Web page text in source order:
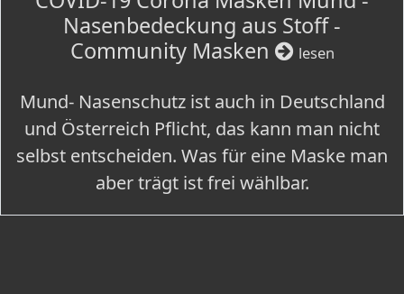
Nasenbedeckung aus Stoff -
Community Masken
lesen
Mund- Nasenschutz ist auch in Deutschland
und Österreich Pflicht, das kann man nicht
selbst entscheiden. Was für eine Maske man
aber trägt ist frei wählbar.